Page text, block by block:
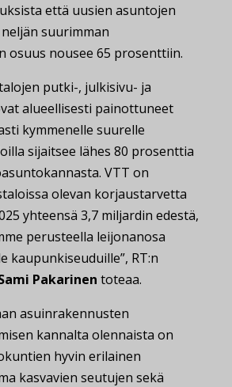
että uusien asuntojen
suurimman
osuus nousee 65 prosenttiin.
putki-, julkisivu- ja
alueellisesti painottuneet
kymmenelle suurelle
sijaitsee lähes 80 prosenttia
VTT on
olevan korjaustarvetta
yhteensä 3,7 miljardin edestä,
perusteella leijonanosa
kaupunkiseuduille”, RT:n
Pakarinen toteaa.
asuinrakennusten
kannalta olennaista on
hyvin erilainen
kasvavien seutujen sekä